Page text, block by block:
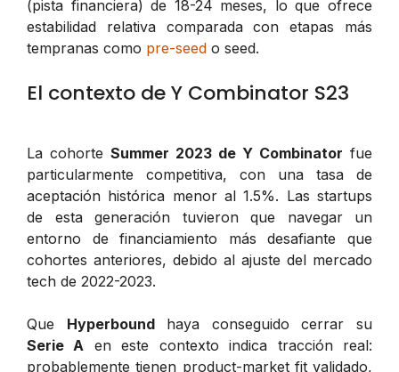
(pista financiera) de 18-24 meses, lo que ofrece
estabilidad relativa comparada con etapas más
tempranas como pre-seed o seed.
El contexto de Y Combinator S23
La cohorte Summer 2023 de Y Combinator fue
particularmente competitiva, con una tasa de
aceptación histórica menor al 1.5%. Las startups
de esta generación tuvieron que navegar un
entorno de financiamiento más desafiante que
cohortes anteriores, debido al ajuste del mercado
tech de 2022-2023.
Que Hyperboundhaya conseguido cerrar su
Serie A en este contexto indica tracción real:
probablemente tienen product-market fit validado,